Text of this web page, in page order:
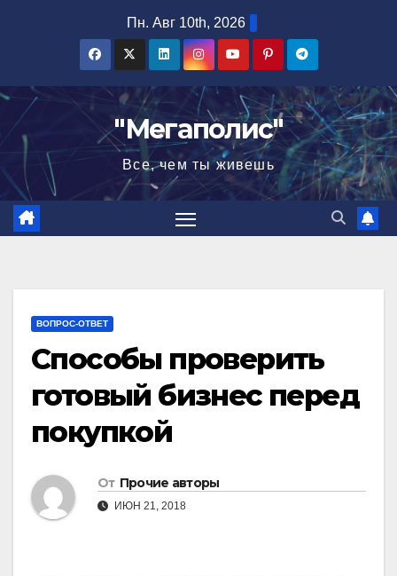
Пн. Авг 10th, 2026
"Мегаполис"
Все, чем ты живешь
ВОПРОС-ОТВЕТ
Способы проверить
готовый бизнес перед
покупкой
От Прочие авторы
ИЮН 21, 2018